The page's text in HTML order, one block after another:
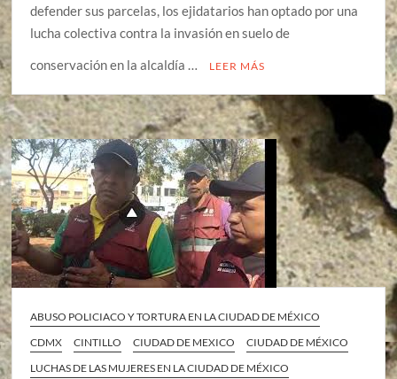
defender sus parcelas, los ejidatarios han optado por una
lucha colectiva contra la invasión en suelo de
conservación en la alcaldía …
LEER MÁS
ABUSO POLICIACO Y TORTURA EN LA CIUDAD DE MÉXICO
CDMX
CINTILLO CIUDAD DE MEXICO
CIUDAD DE MÉXICO
LUCHAS DE LAS MUJERES EN LA CIUDAD DE MÉXICO